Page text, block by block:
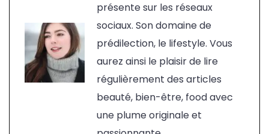
présente sur les réseaux
sociaux. Son domaine de
prédilection, le lifestyle. Vous
aurez ainsi le plaisir de lire
régulièrement des articles
beauté, bien-être, food avec
une plume originale et